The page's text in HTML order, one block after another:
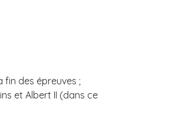
fin des épreuves ;
et Albert II (dans ce